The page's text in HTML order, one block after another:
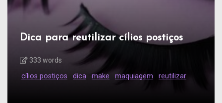
Dica para reutilizar cílios postiços
333 words
cílios postiços dica make maquiagem reutilizar